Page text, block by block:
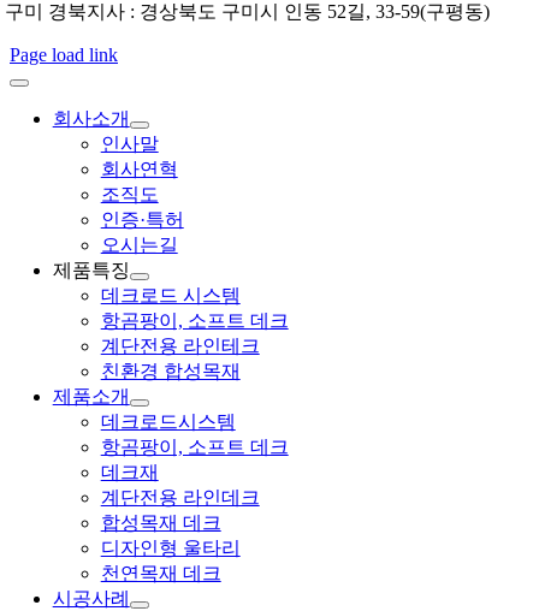
구미 경북지사 : 경상북도 구미시 인동 52길, 33-59(구평동)
Page load link
회사소개
인사말
회사연혁
조직도
인증·특허
오시는길
제품특징
데크로드 시스템
항곰팡이, 소프트 데크
계단전용 라인테크
친환경 합성목재
제품소개
데크로드시스템
항곰팡이, 소프트 데크
데크재
계단전용 라인데크
합성목재 데크
디자인형 울타리
천연목재 데크
시공사례